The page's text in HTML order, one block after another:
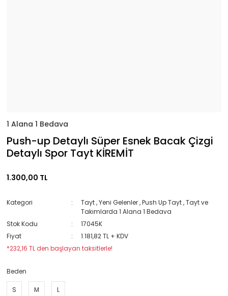
1 Alana 1 Bedava
Push-up Detaylı Süper Esnek Bacak Çizgi
Detaylı Spor Tayt KİREMİT
1.300,00 TL
Kategori Tayt ,Yeni Gelenler ,Push Up Tayt ,Tayt ve
Takımlarda 1 Alana 1 Bedava
Stok Kodu
17045K
Fiyat
1.181,82 TL + KDV
*232,16 TL den başlayan taksitlerle!
Beden
S M L